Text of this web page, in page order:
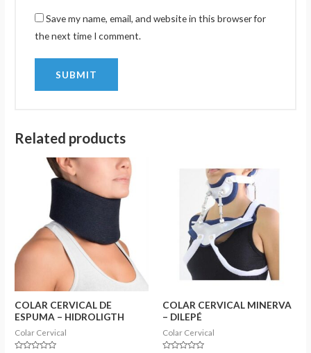
Save my name, email, and website in this browser for
the next time I comment.
Related products
COLAR CERVICAL DE
ESPUMA – HIDROLIGTH
Colar Cervical
COLAR CERVICAL MINERVA
– DILEPÉ
Colar Cervical